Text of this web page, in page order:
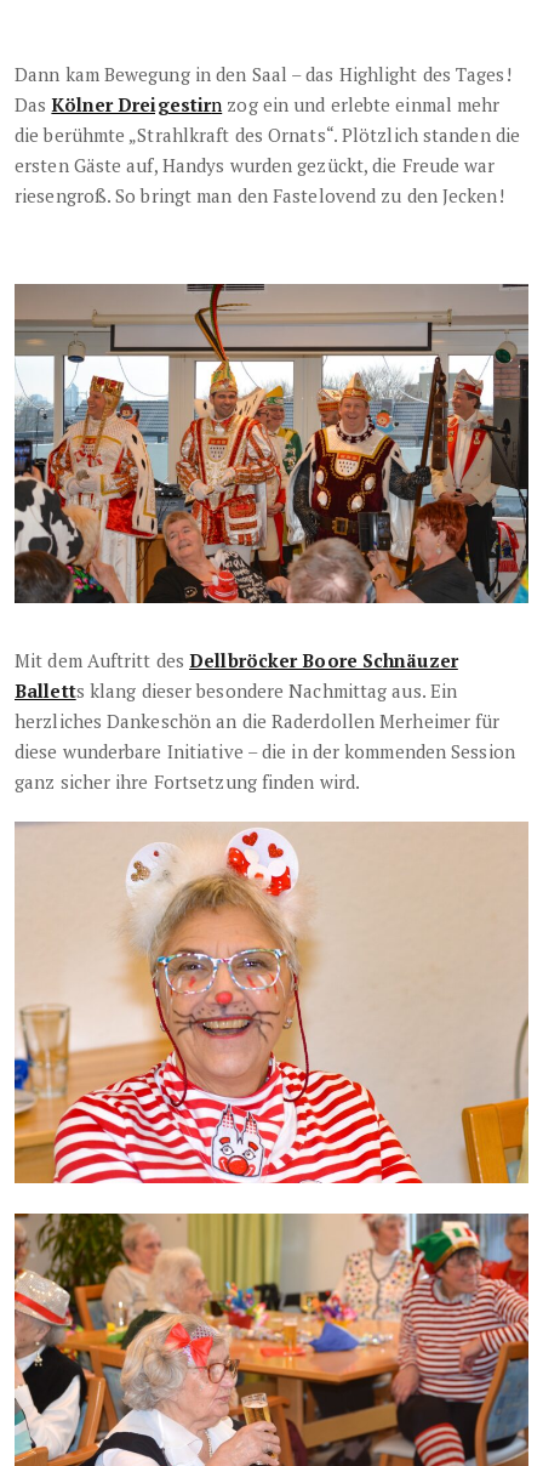
Dann kam Bewegung in den Saal – das Highlight des Tages!
DasKölner Dreigestirn zog ein und erlebte einmal mehr
die berühmte „Strahlkraft des Ornats“. Plötzlich standen die
ersten Gäste auf, Handys wurden gezückt, die Freude war
riesengroß. So bringt man den Fastelovend zu den Jecken!
Mit dem Auftritt desDellbröcker Boore Schnäuzer
Balletts klang dieser besondere Nachmittag aus. Ein
herzliches Dankeschön an die Raderdollen Merheimer für
diese wunderbare Initiative – die in der kommenden Session
ganz sicher ihre Fortsetzung finden wird.